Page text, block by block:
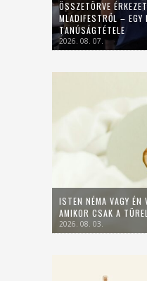
ÖSSZETÖRVE
MLADIFESTRŐL – EGY
TANÚSÁGTÉTELE
2026. 08. 07.
ISTEN NÉMA VAGY ÉN
AMIKOR CSAK A
2026. 08. 03.